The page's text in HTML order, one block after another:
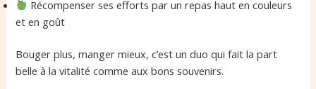
Récompenser ses efforts par un repas haut en couleurs
et en goût
Bouger plus, manger mieux, c’est un duo qui fait la part
belle à la vitalité comme aux bons souvenirs.